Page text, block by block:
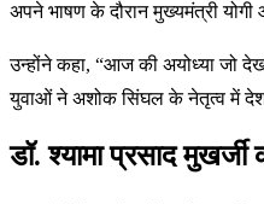
अपने भाषण के दौरान मुख्यमंत्री
उन्होंने कहा, “आज की अयोध्या जो
युवाओं ने अशोक सिंघल के नेतृत्व में देश
डॉ. श्यामा प्रसाद